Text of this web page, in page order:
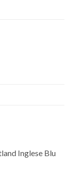
Inglese Blu